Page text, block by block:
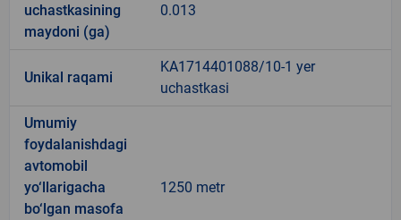
uchastkasining
maydoni (ga)
0.013
Unikal raqami
KA1714401088/10-1 yer
uchastkasi
Umumiy
foydalanishdagi
avtomobil
yo‘llarigacha
bo‘lgan masofa
1250 metr